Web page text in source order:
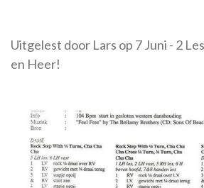
Uitgelest door Lars op 7 Juni - 2
en Heer!